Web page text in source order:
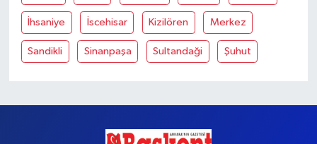
İhsaniye İscehisar Kizilören Merkez
Sandikli Sinanpaşa Sultandaği Şuhut